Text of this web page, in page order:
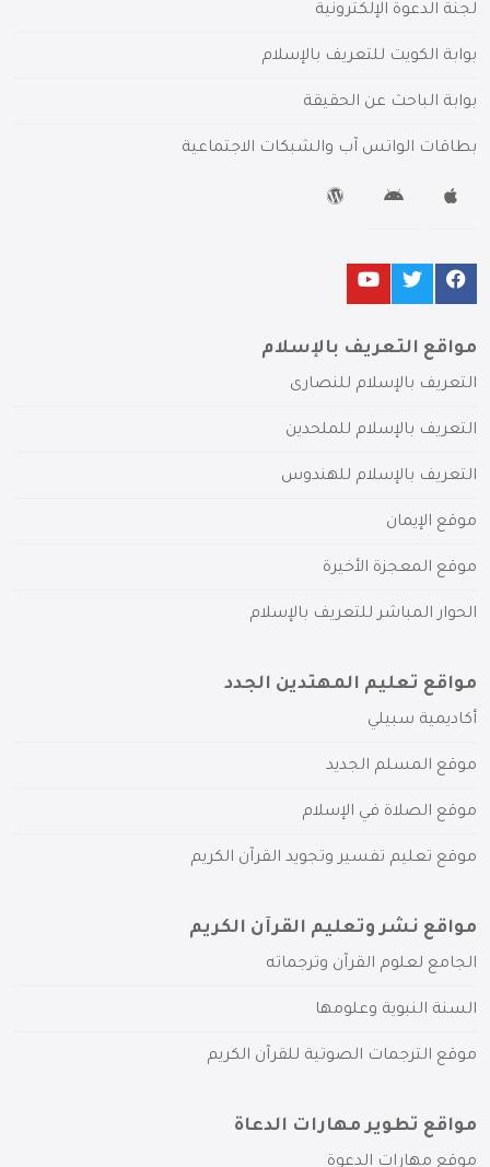
لجنة الدعوة الإلكترونية
بوابة الكويت للتعريف بالإسلام
بوابة الباحث عن الحقيقة
بطاقات الواتس آب والشبكات الاجتماعية
مواقع التعريف بالإسلام
التعريف بالإسلام للنصارى
التعريف بالإسلام للملحدين
التعريف بالإسلام للهندوس
موقع الإيمان
موقع المعجزة الأخيرة
الحوار المباشر للتعريف بالإسلام
مواقع تعليم المهتدين الجدد
أكاديمية سبيلي
موقع المسلم الجديد
موقع الصلاة في الإسلام
موقع تعليم تفسير وتجويد القرآن الكريم
مواقع نشر وتعليم القرآن الكريم
الجامع لعلوم القرآن وترجماته
السنة النبوية وعلومها
موقع الترجمات الصوتية للقرآن الكريم
مواقع تطوير مهارات الدعاة
موقع مهارات الدعوة